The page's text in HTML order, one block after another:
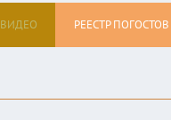
ВИДЕО РЕЕСТР ПОГОСТОВ